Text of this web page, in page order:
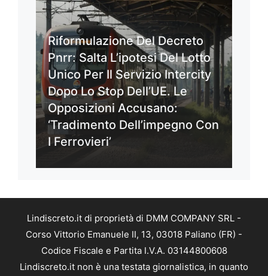
Riformulazione Del Decreto
Pnrr: Salta L’ipotesi Del Lotto
Unico Per Il Servizio Intercity
Dopo Lo Stop Dell’UE. Le
Opposizioni Accusano:
‘Tradimento Dell’impegno Con
I Ferrovieri’
Lindiscreto.it di proprietà di DMM COMPANY SRL -
Corso Vittorio Emanuele II, 13, 03018 Paliano (FR) -
Codice Fiscale e Partita I.V.A. 03144800608
Lindiscreto.it non è una testata giornalistica, in quanto